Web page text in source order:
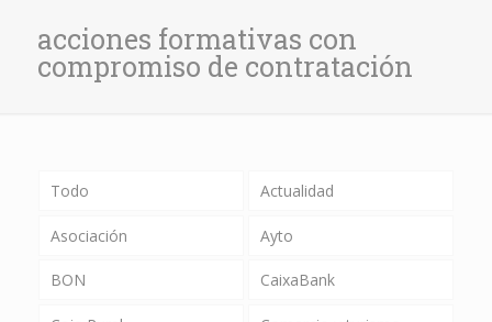
acciones formativas con
compromiso de contratación
Todo Actualidad
Asociación Ayto
BON CaixaBank